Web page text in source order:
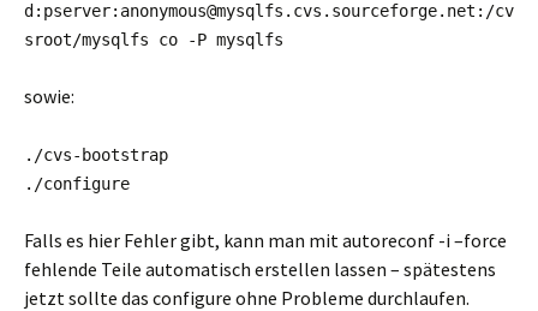
d:pserver:anonymous@mysqlfs.cvs.sourceforge.net:/cv
sroot/mysqlfs co -P mysqlfs
sowie:
./cvs-bootstrap
./configure
Falls es hier Fehler gibt, kann man mit autoreconf -i –force
fehlende Teile automatisch erstellen lassen – spätestens
jetzt sollte das configure ohne Probleme durchlaufen.